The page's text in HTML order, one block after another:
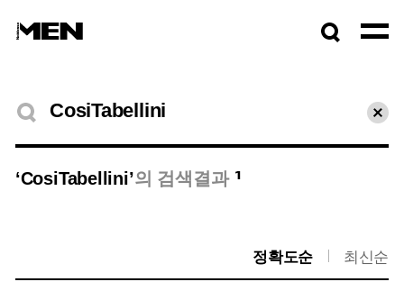
검색결과
초기
‘CosiTabellini’의 검색결과 1
정확도순 최신순